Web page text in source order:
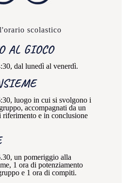
scolastico
AL GIOCO
dal lunedì al venerdì.
luogo in cui si svolgono i
accompagnati da un
riferimento e in conclusione
un pomeriggio alla
1 ora di potenziamento
e 1 ora di compiti.